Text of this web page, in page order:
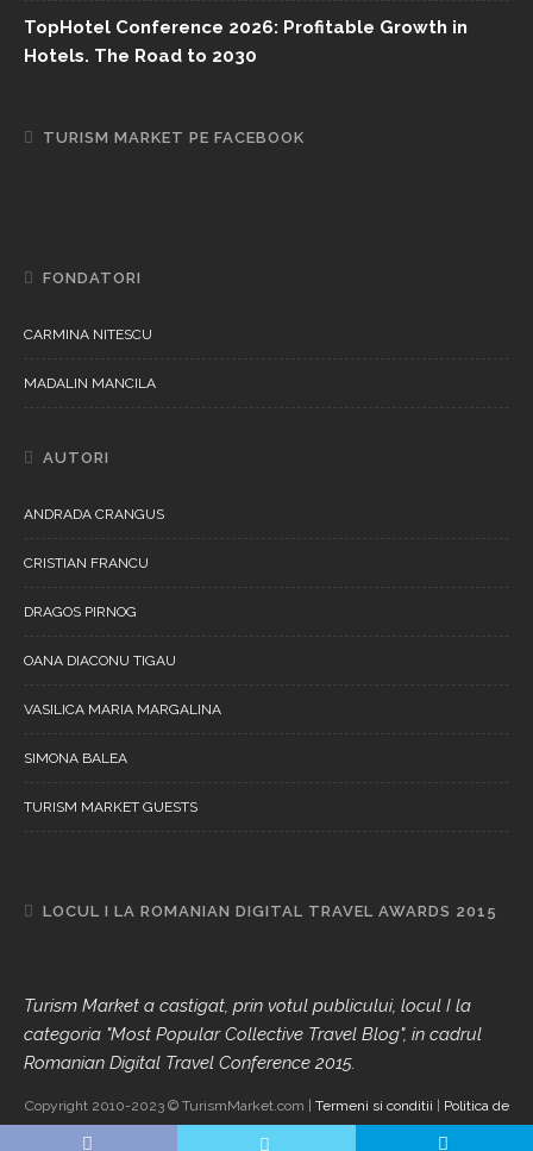
TopHotel Conference 2026: Profitable Growth in
Hotels. The Road to 2030
TURISM MARKET PE FACEBOOK
FONDATORI
CARMINA NITESCU
MADALIN MANCILA
AUTORI
ANDRADA CRANGUS
CRISTIAN FRANCU
DRAGOS PIRNOG
OANA DIACONU TIGAU
VASILICA MARIA MARGALINA
SIMONA BALEA
TURISM MARKET GUESTS
LOCUL I LA ROMANIAN DIGITAL TRAVEL AWARDS 2015
Turism Market a castigat, prin votul publicului, locul I la
categoria "Most Popular Collective Travel Blog", in cadrul
Romanian Digital Travel Conference 2015.
Copyright 2010-2023 © TurismMarket.com | Termeni si conditii
Politica de
|Despre Cookie-uri